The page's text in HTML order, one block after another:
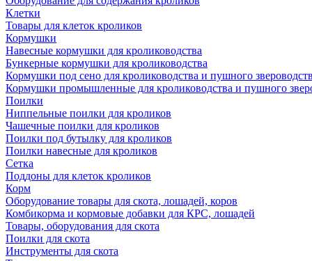
Клетки
Товары для клеток кроликов
Кормушки
Навесные кормушки для кролиководства
Бункерные кормушки для кролиководства
Кормушки под сено для кролиководства и пушного
Кормушки промышленные для кролиководства и пушного
Поилки
Ниппельные поилки для кроликов
Чашечные поилки для кроликов
Поилки под бутылку для кроликов
Поилки навесные для кроликов
Сетка
Поддоны для клеток кроликов
Корм
Оборудование товары для скота, лошадей, коров
Комбикорма и кормовые добавки для КРС, лошадей
Товары, оборудования для скота
Поилки для скота
Инструменты для скота